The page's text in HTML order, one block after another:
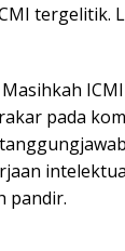
tergelitik.
pada
pandir.